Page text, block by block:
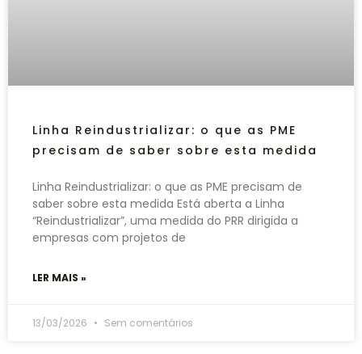
Linha Reindustrializar: o que as PME
precisam de saber sobre esta medida
Linha Reindustrializar: o que as PME precisam de
saber sobre esta medida Está aberta a Linha
“Reindustrializar”, uma medida do PRR dirigida a
empresas com projetos de
LER MAIS »
13/03/2026 Sem comentários